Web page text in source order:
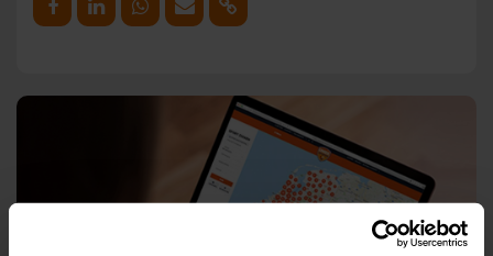
Deel op Facebook
Deel op LinkedinDeel op Whatsapp
Mail link Kopieer link